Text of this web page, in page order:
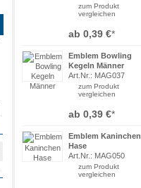
zum Produkt
vergleichen
ab 0,39 €*
Emblem Bowling
Kegeln Männer
Art.Nr.: MAG037
zum Produkt
vergleichen
ab 0,39 €*
Emblem Kaninchen
Hase
Art.Nr.: MAG050
zum Produkt
vergleichen